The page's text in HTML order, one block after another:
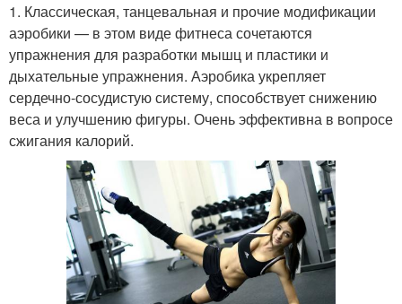
1. Классическая, танцевальная и прочие модификации
аэробики — в этом виде фитнеса сочетаются
упражнения для разработки мышц и пластики и
дыхательные упражнения. Аэробика укрепляет
сердечно-сосудистую систему, способствует снижению
веса и улучшению фигуры. Очень эффективна в вопросе
сжигания калорий.